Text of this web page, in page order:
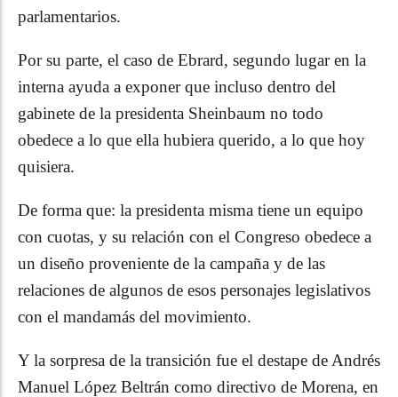
parlamentarios.
Por su parte, el caso de Ebrard, segundo lugar en la
interna ayuda a exponer que incluso dentro del
gabinete de la presidenta Sheinbaum no todo
obedece a lo que ella hubiera querido, a lo que hoy
quisiera.
De forma que: la presidenta misma tiene un equipo
con cuotas, y su relación con el Congreso obedece a
un diseño proveniente de la campaña y de las
relaciones de algunos de esos personajes legislativos
con el mandamás del movimiento.
Y la sorpresa de la transición fue el destape de Andrés
Manuel López Beltrán como directivo de Morena, en